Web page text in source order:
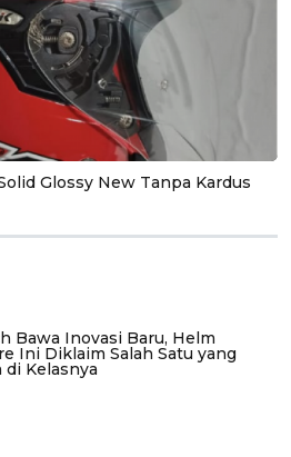
Glossy New Tanpa Kardus
Bawa Inovasi Baru, Helm
Ini Diklaim Salah Satu yang
di Kelasnya